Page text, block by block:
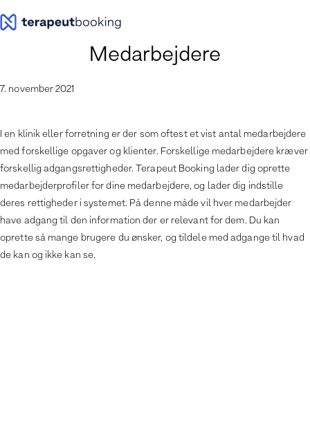
til
Medarbejdere
7. november 2021
I en klinik eller forretning er der som oftest et vist antal medarbejdere
med forskellige opgaver og klienter. Forskellige medarbejdere kræver
forskellig adgangsrettigheder. Terapeut Booking lader dig oprette
medarbejderprofiler for dine medarbejdere, og lader dig indstille
deres rettigheder i systemet. På denne måde vil hver medarbejder
have adgang til den information der er relevant for dem. Du kan
oprette så mange brugere du ønsker, og tildele med adgange til hvad
de kan og ikke kan se.